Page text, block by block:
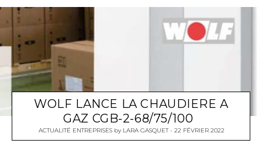
WOLF LANCE LA CHAUDIERE A
GAZ CGB-2-68/75/100
ACTUALITÉ ENTREPRISESby LARA GASQUET 22 FÉVRIER 2022